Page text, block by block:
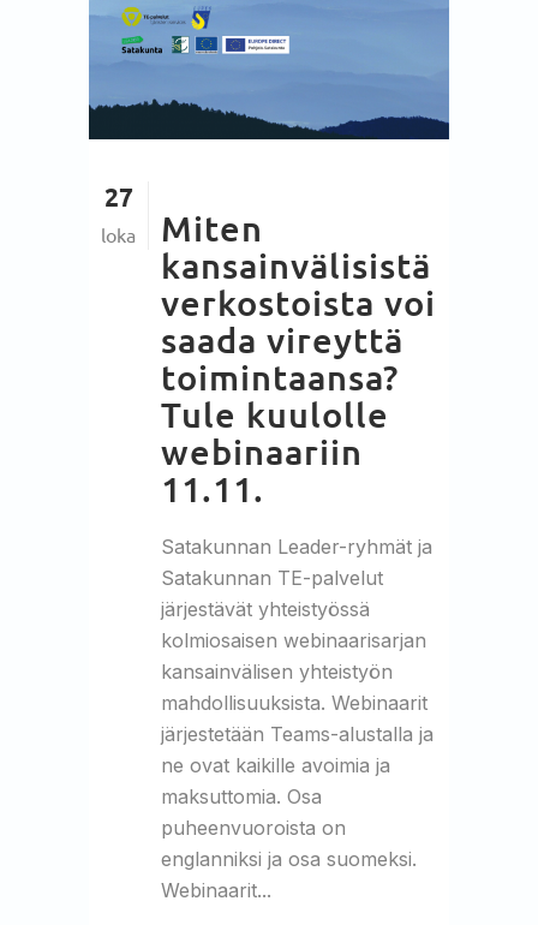
27
loka
Miten
kansainvälisistä
verkostoista voi
saada vireyttä
toimintaansa?
Tule kuulolle
webinaariin
11.11.
Satakunnan Leader-ryhmät ja
Satakunnan TE-palvelut
järjestävät yhteistyössä
kolmiosaisen webinaarisarjan
kansainvälisen yhteistyön
mahdollisuuksista. Webinaarit
järjestetään Teams-alustalla ja
ne ovat kaikille avoimia ja
maksuttomia. Osa
puheenvuoroista on
englanniksi ja osa suomeksi.
Webinaarit...